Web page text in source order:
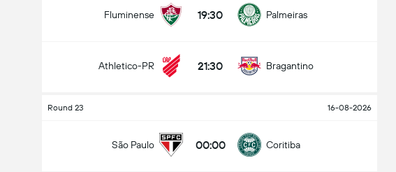
Fluminense 19:30 Palmeiras
Athletico-PR 21:30 Bragantino
Round 23 16-08-2026
São Paulo 00:00 Coritiba